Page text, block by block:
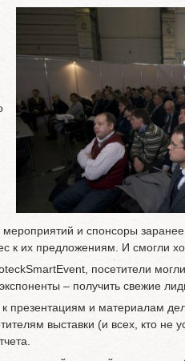
мероприятий и спонсоры
к их предложениям. И смогли
посетители
– получить свежие
презентациям и материалам
выставки (и всех, кто не